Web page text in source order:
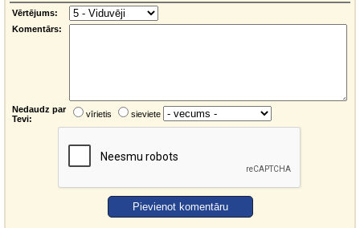
Vērtējums:
Komentārs:
Nedaudz par
Tevi:
vīrietis sieviete